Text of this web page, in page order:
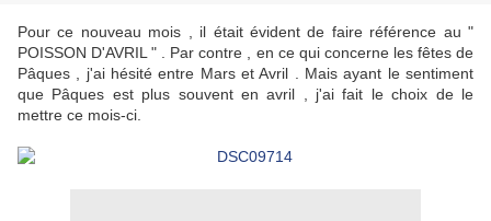
Pour ce nouveau mois , il était évident de faire référence au "
POISSON D'AVRIL " . Par contre , en ce qui concerne les fêtes de
Pâques , j'ai hésité entre Mars et Avril . Mais ayant le sentiment
que Pâques est plus souvent en avril , j'ai fait le choix de le
mettre ce mois-ci.